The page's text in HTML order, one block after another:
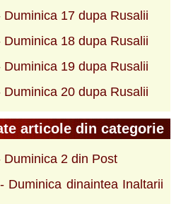
17 dupa Rusalii
18 dupa Rusalii
19 dupa Rusalii
20 dupa Rusalii
articole din categorie
2 din Post
Duminica dinaintea Inaltarii